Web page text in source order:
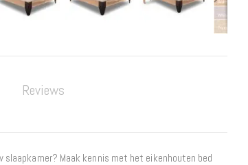
slaapkamer? Maak kennis met het eikenhouten bed
Reviews